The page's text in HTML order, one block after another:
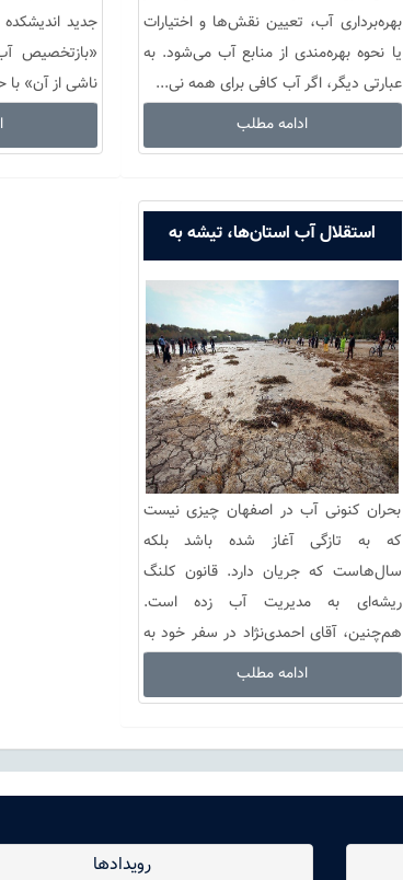
بهره‌برداری آب، تعیین نقش‌ها و اختیارات
یا نحوه بهره‌مندی از منابع آب می‌شود. به
عبارتی دیگر، اگر آب کافی برای همه نی...
ادامه مطلب
جدید
«بازتخصیص
ناشی از آن»
استقلال آب استان‌ها، تیشه به
ریشه‌ مدیریت آب
بحران کنونی آب در اصفهان چیزی نیست
که به تازگی آغاز شده باشد بلکه
سال‌هاست که جریان دارد. قانون کلنگ
ریشه‌ای به مدیریت آب زده است.
هم‌چنین، آقای احمدی‌نژاد در سفر خود به
ادامه مطلب
رویدادها